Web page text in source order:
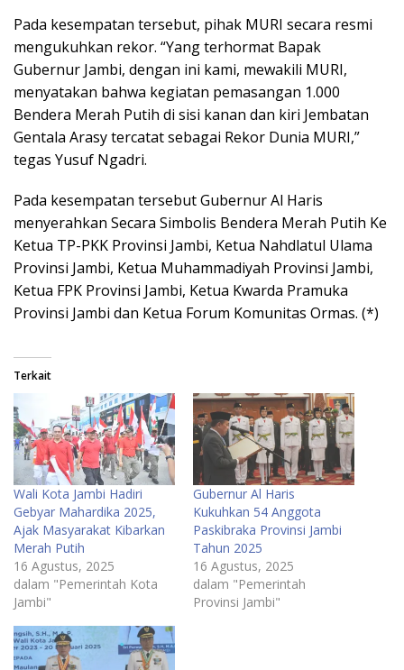
Pada kesempatan tersebut, pihak MURI secara resmi
mengukuhkan rekor. “Yang terhormat Bapak
Gubernur Jambi, dengan ini kami, mewakili MURI,
menyatakan bahwa kegiatan pemasangan 1.000
Bendera Merah Putih di sisi kanan dan kiri Jembatan
Gentala Arasy tercatat sebagai Rekor Dunia MURI,”
tegas Yusuf Ngadri.
Pada kesempatan tersebut Gubernur Al Haris
menyerahkan Secara Simbolis Bendera Merah Putih Ke
Ketua TP-PKK Provinsi Jambi, Ketua Nahdlatul Ulama
Provinsi Jambi, Ketua Muhammadiyah Provinsi Jambi,
Ketua FPK Provinsi Jambi, Ketua Kwarda Pramuka
Provinsi Jambi dan Ketua Forum Komunitas Ormas. (*)
Terkait
Wali Kota Jambi Hadiri
Gebyar Mahardika 2025,
Ajak Masyarakat Kibarkan
Merah Putih
16 Agustus, 2025
dalam "Pemerintah Kota
Jambi"
Gubernur Al Haris
Kukuhkan 54 Anggota
Paskibraka Provinsi Jambi
Tahun 2025
16 Agustus, 2025
dalam "Pemerintah
Provinsi Jambi"